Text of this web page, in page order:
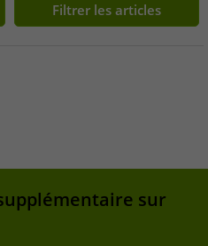
Filtrer les articles
sur